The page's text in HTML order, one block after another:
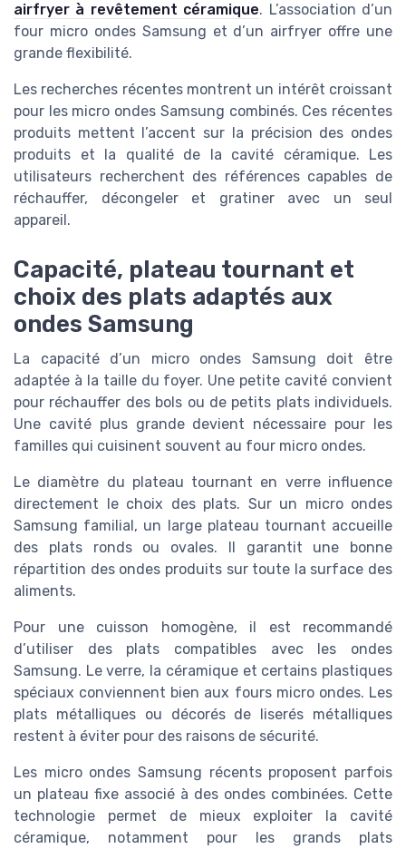
airfryer à revêtement céramique. L’association d’un
four micro ondes Samsung et d’un airfryer offre une
grande flexibilité.
Les recherches récentes montrent un intérêt croissant
pour les micro ondes Samsung combinés. Ces récentes
produits mettent l’accent sur la précision des ondes
produits et la qualité de la cavité céramique. Les
utilisateurs recherchent des références capables de
réchauffer, décongeler et gratiner avec un seul
appareil.
Capacité, plateau tournant et
choix des plats adaptés aux
ondes Samsung
La capacité d’un micro ondes Samsung doit être
adaptée à la taille du foyer. Une petite cavité convient
pour réchauffer des bols ou de petits plats individuels.
Une cavité plus grande devient nécessaire pour les
familles qui cuisinent souvent au four micro ondes.
Le diamètre du plateau tournant en verre influence
directement le choix des plats. Sur un micro ondes
Samsung familial, un large plateau tournant accueille
des plats ronds ou ovales. Il garantit une bonne
répartition des ondes produits sur toute la surface des
aliments.
Pour une cuisson homogène, il est recommandé
d’utiliser des plats compatibles avec les ondes
Samsung. Le verre, la céramique et certains plastiques
spéciaux conviennent bien aux fours micro ondes. Les
plats métalliques ou décorés de liserés métalliques
restent à éviter pour des raisons de sécurité.
Les micro ondes Samsung récents proposent parfois
un plateau fixe associé à des ondes combinées. Cette
technologie permet de mieux exploiter la cavité
céramique, notamment pour les grands plats